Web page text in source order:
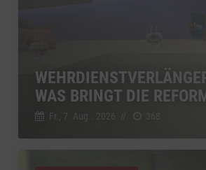
WAS BRINGT DIE
Fr., 7. Aug.. 2026